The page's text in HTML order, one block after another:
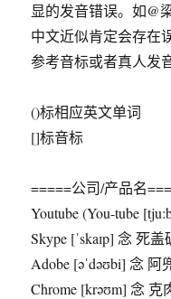
显的发音错误。如@
中文近似肯定会存
参考音标或者真人发音
()标相应英文单词
[]标音标
=====公司/产品名
Youtube (You-tube
Skype [ˈskaɪp] 念 死
Adobe [əˈdəʊbi] 念
Chrome [krəʊm] 念 克